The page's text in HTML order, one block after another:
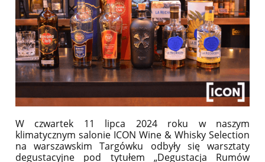
W czwartek 11 lipca 2024 roku w naszym
klimatycznym salonie ICON Wine & Whisky Selection
na warszawskim Targówku odbyły się warsztaty
degustacyjne pod tytułem „Degustacja Rumów